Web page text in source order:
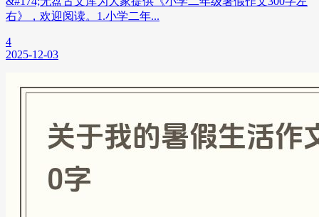
右》，欢迎阅读。1.小学二年...
4
2025-12-03